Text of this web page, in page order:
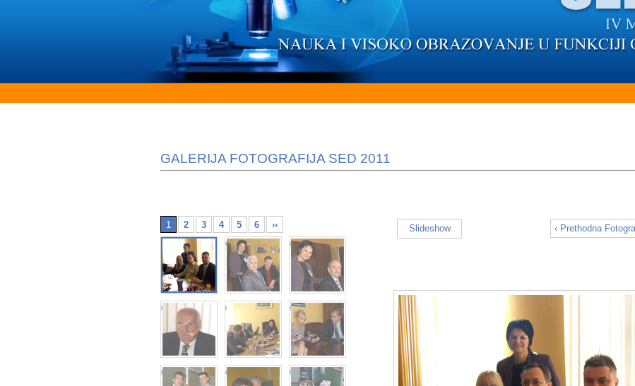
GALERIJA FOTOGRAFIJA SED 2011
Slideshow ‹ Prethodna
1 2 3 4 5 6 ››